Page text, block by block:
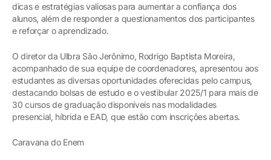
dicas e estratégias valiosas para aumentar a confiança dos
alunos, além de responder a questionamentos dos participantes
e reforçar o aprendizado.
O diretor da Ulbra São Jerônimo, Rodrigo Baptista Moreira,
acompanhado de sua equipe de coordenadores, apresentou aos
estudantes as diversas oportunidades oferecidas pelo campus,
destacando bolsas de estudo e o vestibular 2025/1 para mais de
30 cursos de graduação disponíveis nas modalidades
presencial, híbrida e EAD, que estão com inscrições abertas.
Caravana do Enem